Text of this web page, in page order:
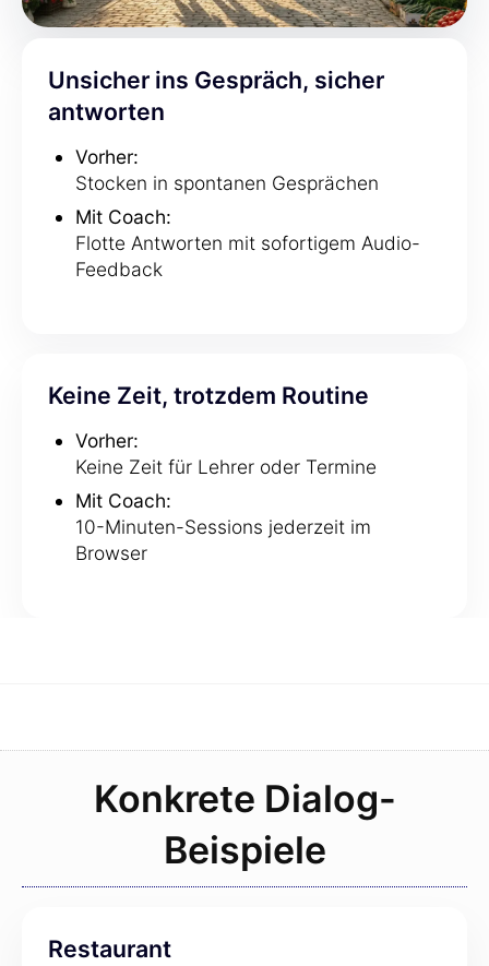
Unsicher ins Gespräch, sicher
antworten
Vorher:
Stocken in spontanen Gesprächen
Mit Coach:
Flotte Antworten mit sofortigem Audio-
Feedback
Keine Zeit, trotzdem Routine
Vorher:
Keine Zeit für Lehrer oder Termine
Mit Coach:
10-Minuten-Sessions jederzeit im
Browser
Konkrete Dialog-
Beispiele
Restaurant